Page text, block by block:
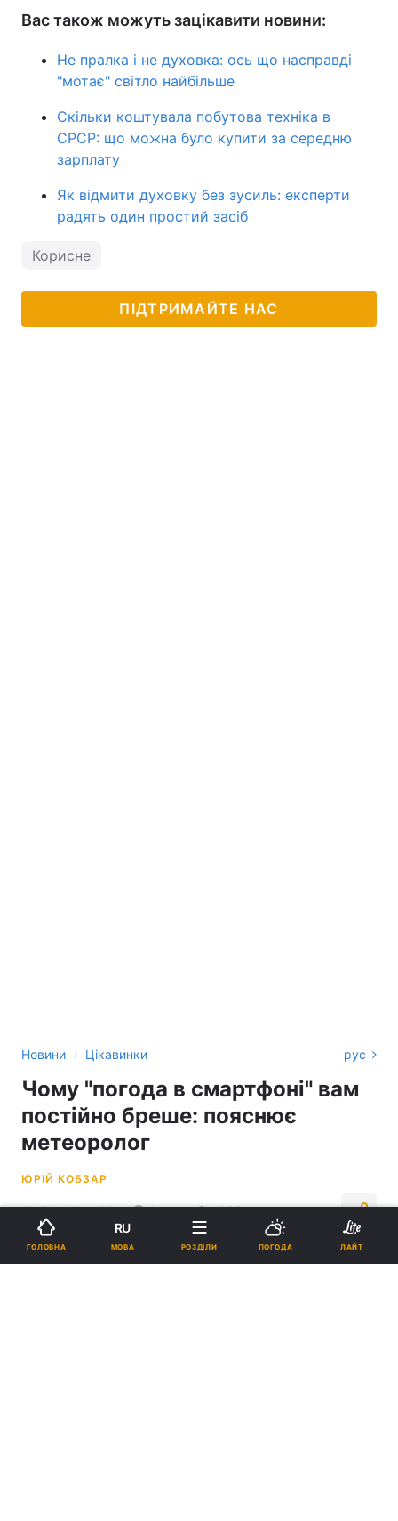
Вас також можуть зацікавити новини:
Не пралка і не духовка: ось що насправді
"мотає" світло найбільше
Скільки коштувала побутова техніка в
СРСР: що можна було купити за середню
зарплату
Як відмити духовку без зусиль: експерти
радять один простий засіб
Корисне
ПІДТРИМАЙТЕ НАС
Новини › Цікавинки рус
Чому "погода в смартфоні" вам
постійно бреше: пояснює
метеоролог
ЮРІЙ КОБЗАР
18:56, 13.06.26 2 хв. 1633
Підпишіться на нас в Google
ГОЛОВНА
RU
МОВА РОЗДІЛИ ПОГОДА ЛАЙТ